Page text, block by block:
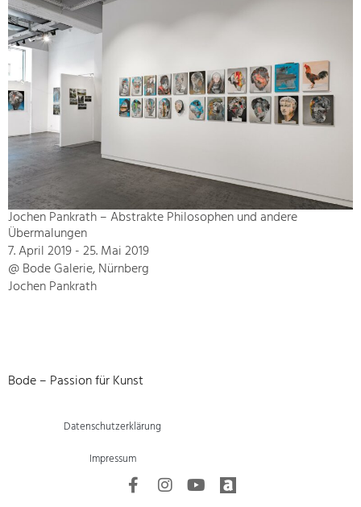
Jochen Pankrath – Abstrakte Philosophen und andere
Übermalungen
7. April 2019 - 25. Mai 2019
@ Bode Galerie, Nürnberg
Jochen Pankrath
Bode – Passion für Kunst
Datenschutzerklärung
Impressum